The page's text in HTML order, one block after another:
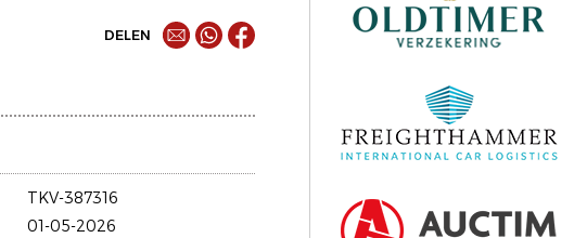
DELEN
TKV-387316
01-05-2026